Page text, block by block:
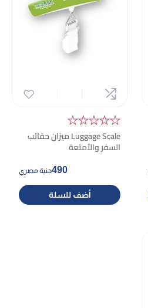
★★★★★
Luggage Scaleميزان حقائب
السفر والأمتعة
جنية مصري490
أضف للسلة